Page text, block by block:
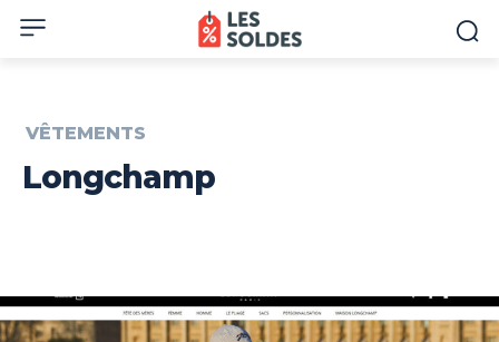
VÊTEMENTS
Longchamp